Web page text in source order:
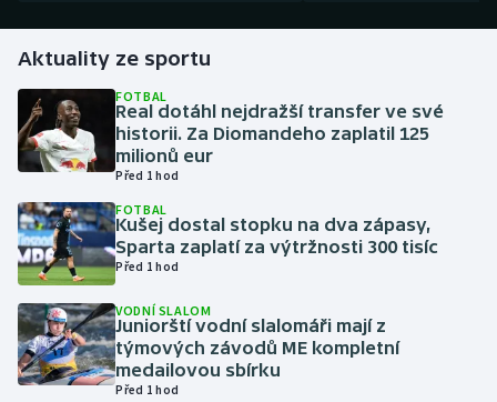
Golf
Gymnastika
Házená
Jezdectví
Judo
Krasobruslení
Aktuality ze sportu
FOTBAL
Real dotáhl nejdražší transfer ve své
historii. Za Diomandeho zaplatil 125
milionů eur
Před 1 hod
FOTBAL
Kušej dostal stopku na dva zápasy,
Sparta zaplatí za výtržnosti 300 tisíc
Před 1 hod
VODNÍ SLALOM
Juniorští vodní slalomáři mají z
týmových závodů ME kompletní
medailovou sbírku
Před 1 hod